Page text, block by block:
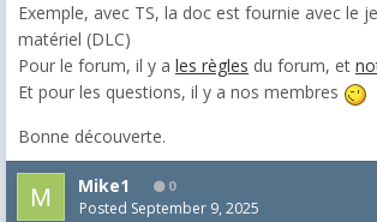
Exemple, avec TS, la doc est fournie avec le
matériel (DLC)
Pour le forum, il y a les règles du forum, et
Et pour les questions, il y a nos membres
Bonne découverte.
Mike1 0
Posted September 9, 2025